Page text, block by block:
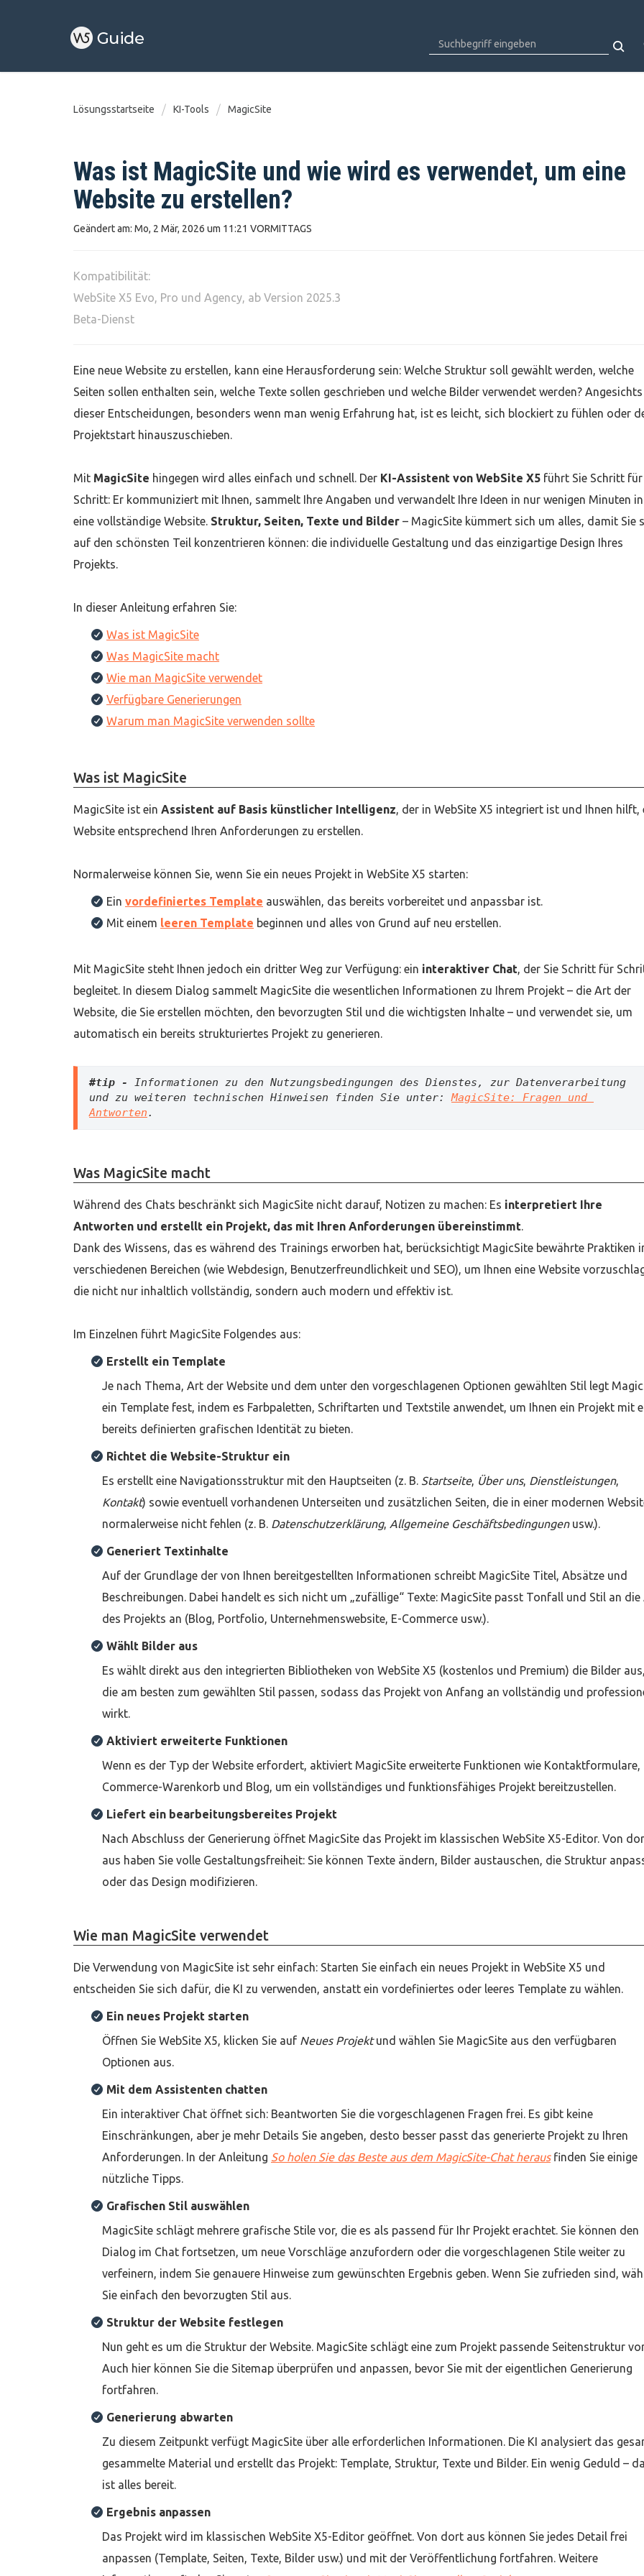
Lösungsstartseite KI-Tools MagicSite
Was ist MagicSite und wie wird es verwendet, um eine
Website zu erstellen?
Geändert am: Mo, 2 Mär, 2026 um 11:21 VORMITTAGS
Kompatibilität:
WebSite X5 Evo, Pro und Agency, ab Version 2025.3
Beta-Dienst
Eine neue Website zu erstellen, kann eine Herausforderung sein: Welche Struktur soll gewählt werden, welche
Seiten sollen enthalten sein, welche Texte sollen geschrieben und welche Bilder verwendet werden?
dieser Entscheidungen, besonders wenn man wenig Erfahrung hat, ist es leicht, sich blockiert zu fühlen oder
Projektstart hinauszuschieben.
Mit MagicSite hingegen wird alles einfach und schnell. Der KI-Assistent von WebSite X5 führt Sie Schritt für
Schritt: Er kommuniziert mit Ihnen, sammelt Ihre Angaben und verwandelt Ihre Ideen in nur wenigen Minuten in
eine vollständige Website. Struktur, Seiten, Texte und Bilder – MagicSite kümmert sich um alles, damit Sie
auf den schönsten Teil konzentrieren können: die individuelle Gestaltung und das einzigartige Design Ihres
Projekts.
In dieser Anleitung erfahren Sie:
Was ist MagicSite
Was MagicSite macht
Wie man MagicSite verwendet
Verfügbare Generierungen
Warum man MagicSite verwenden sollte
Was ist MagicSite
MagicSite ist ein Assistent auf Basis künstlicher Intelligenz, der in WebSite X5 integriert ist und Ihnen hilft,
Website entsprechend Ihren Anforderungen zu erstellen.
Normalerweise können Sie, wenn Sie ein neues Projekt in WebSite X5 starten:
Ein vordefiniertes Template auswählen, das bereits vorbereitet und anpassbar ist.
Mit einem leeren Template beginnen und alles von Grund auf neu erstellen.
Mit MagicSite steht Ihnen jedoch ein dritter Weg zur Verfügung: ein interaktiver Chat, der Sie Schritt für
begleitet. In diesem Dialog sammelt MagicSite die wesentlichen Informationen zu Ihrem Projekt – die Art der
Website, die Sie erstellen möchten, den bevorzugten Stil und die wichtigsten Inhalte – und verwendet sie, um
automatisch ein bereits strukturiertes Projekt zu generieren.
#tip - Informationen zu den Nutzungsbedingungen des Dienstes, zur Datenverarbeitung
und zu weiteren technischen Hinweisen finden Sie unter: MagicSite: Fragen und
Antworten.
Was MagicSite macht
Während des Chats beschränkt sich MagicSite nicht darauf, Notizen zu machen: Es interpretiert Ihre
Antworten und erstellt ein Projekt, das mit Ihren Anforderungen übereinstimmt.
Dank des Wissens, das es während des Trainings erworben hat, berücksichtigt MagicSite bewährte Praktiken
verschiedenen Bereichen (wie Webdesign, Benutzerfreundlichkeit und SEO), um Ihnen eine Website
die nicht nur inhaltlich vollständig, sondern auch modern und effektiv ist.
Im Einzelnen führt MagicSite Folgendes aus:
Erstellt ein Template
Je nach Thema, Art der Website und dem unter den vorgeschlagenen Optionen gewählten Stil legt
ein Template fest, indem es Farbpaletten, Schriftarten und Textstile anwendet, um Ihnen ein Projekt mit
bereits definierten grafischen Identität zu bieten.
Richtet die Website-Struktur ein
Es erstellt eine Navigationsstruktur mit den Hauptseiten (z. B. Startseite, Über uns, Dienstleistungen,
Kontakt) sowie eventuell vorhandenen Unterseiten und zusätzlichen Seiten, die in einer modernen
normalerweise nicht fehlen (z. B. Datenschutzerklärung, Allgemeine Geschäftsbedingungenusw.).
Generiert Textinhalte
Auf der Grundlage der von Ihnen bereitgestellten Informationen schreibt MagicSite Titel, Absätze und
Beschreibungen. Dabei handelt es sich nicht um „zufällige“ Texte: MagicSite passt Tonfall und Stil an
des Projekts an (Blog, Portfolio, Unternehmenswebsite, E-Commerce usw.).
Wählt Bilder aus
Es wählt direkt aus den integrierten Bibliotheken von WebSite X5 (kostenlos und Premium) die Bilder
die am besten zum gewählten Stil passen, sodass das Projekt von Anfang an vollständig und
wirkt.
Aktiviert erweiterte Funktionen
Wenn es der Typ der Website erfordert, aktiviert MagicSite erweiterte Funktionen wie Kontaktformulare,
Commerce-Warenkorb und Blog, um ein vollständiges und funktionsfähiges Projekt bereitzustellen.
Liefert ein bearbeitungsbereites Projekt
Nach Abschluss der Generierung öffnet MagicSite das Projekt im klassischen WebSite X5-Editor. Von
aus haben Sie volle Gestaltungsfreiheit: Sie können Texte ändern, Bilder austauschen, die Struktur
oder das Design modifizieren.
Wie man MagicSite verwendet
Die Verwendung von MagicSite ist sehr einfach: Starten Sie einfach ein neues Projekt in WebSite X5 und
entscheiden Sie sich dafür, die KI zu verwenden, anstatt ein vordefiniertes oder leeres Template zu wählen.
Ein neues Projekt starten
Öffnen Sie WebSite X5, klicken Sie auf Neues Projektund wählen Sie MagicSite aus den verfügbaren
Optionen aus.
Mit dem Assistenten chatten
Ein interaktiver Chat öffnet sich: Beantworten Sie die vorgeschlagenen Fragen frei. Es gibt keine
Einschränkungen, aber je mehr Details Sie angeben, desto besser passt das generierte Projekt zu Ihren
Anforderungen. In der Anleitung So holen Sie das Beste aus dem MagicSite-Chat herausfinden Sie einige
nützliche Tipps.
Grafischen Stil auswählen
MagicSite schlägt mehrere grafische Stile vor, die es als passend für Ihr Projekt erachtet. Sie können den
Dialog im Chat fortsetzen, um neue Vorschläge anzufordern oder die vorgeschlagenen Stile weiter zu
verfeinern, indem Sie genauere Hinweise zum gewünschten Ergebnis geben. Wenn Sie zufrieden sind,
Sie einfach den bevorzugten Stil aus.
Struktur der Website festlegen
Nun geht es um die Struktur der Website. MagicSite schlägt eine zum Projekt passende Seitenstruktur
Auch hier können Sie die Sitemap überprüfen und anpassen, bevor Sie mit der eigentlichen Generierung
fortfahren.
Generierung abwarten
Zu diesem Zeitpunkt verfügt MagicSite über alle erforderlichen Informationen. Die KI analysiert das
gesammelte Material und erstellt das Projekt: Template, Struktur, Texte und Bilder. Ein wenig Geduld –
ist alles bereit.
Ergebnis anpassen
Das Projekt wird im klassischen WebSite X5-Editor geöffnet. Von dort aus können Sie jedes Detail frei
anpassen (Template, Seiten, Texte, Bilder usw.) und mit der Veröffentlichung fortfahren. Weitere